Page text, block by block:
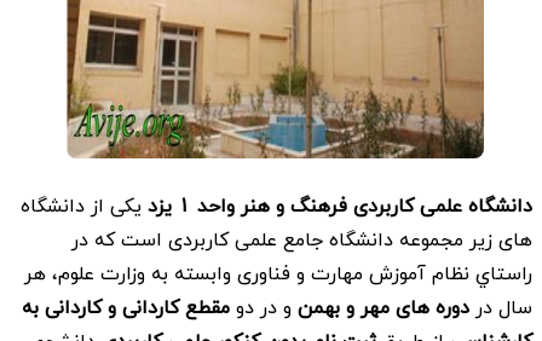
دانشگاه علمی کاربردی فرهنگ و هنر واحد 1 یزد
یکی از دانشگاه
های زیر مجموعه دانشگاه جامع علمی کاربردی است که در
راستاي نظام آموزش مهارت و فناوری وابسته به وزارت علوم، هر
سال در دوره های مهر و بهمن و در دومقطع کاردانی و کاردانی به